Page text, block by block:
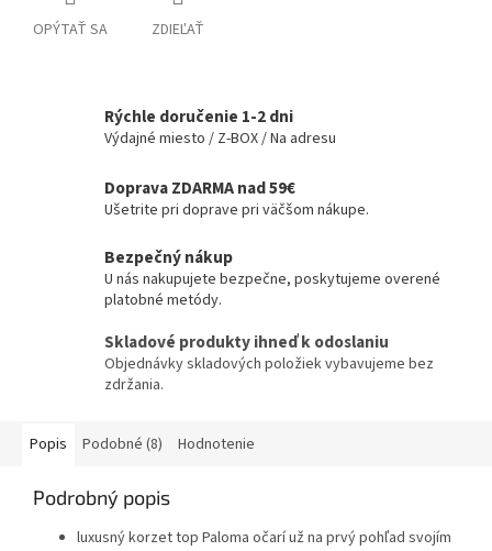
OPÝTAŤ SA ZDIEĽAŤ
Rýchle doručenie 1-2 dni
Výdajné miesto / Z-BOX / Na adresu
Doprava ZDARMA nad 59€
Ušetrite pri doprave pri väčšom nákupe.
Bezpečný nákup
U nás nakupujete bezpečne, poskytujeme overené
platobné metódy.
Skladové produkty ihneď k odoslaniu
Objednávky skladových položiek vybavujeme bez
zdržania.
Popis Podobné (8) Hodnotenie
Podrobný popis
luxusný korzet top Paloma očarí už na prvý pohľad svojím